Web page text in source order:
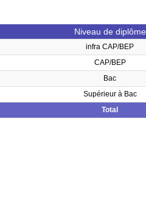
Niveau de diplôme
infra CAP/BEP
CAP/BEP
Bac
Supérieur à Bac
Total